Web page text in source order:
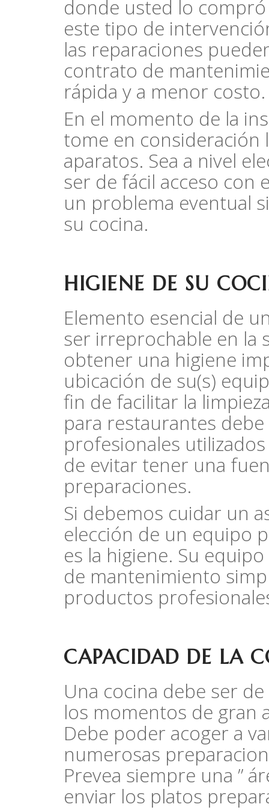
donde usted lo
este tipo de
las reparaciones
contrato de
rápida y a menor costo.
En el momento de la
tome en consideración
aparatos. Sea a nivel
ser de fácil acceso con
un problema eventual
su cocina.
HIGIENE DE SU
Elemento esencial de
ser irreprochable en la
obtener una higiene
ubicación de su(s)
fin de facilitar la
para restaurantes
profesionales
de evitar tener una
preparaciones.
Si debemos cuidar un
elección de un equipo
es la higiene. Su
de mantenimiento
productos
CAPACIDAD DE LA
Una cocina debe ser
los momentos de gran
Debe poder acoger a
numerosas
Prevea siempre una ”
enviar los platos